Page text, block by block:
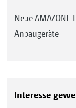
Neue AMAZONE
Anbaugeräte
Interesse